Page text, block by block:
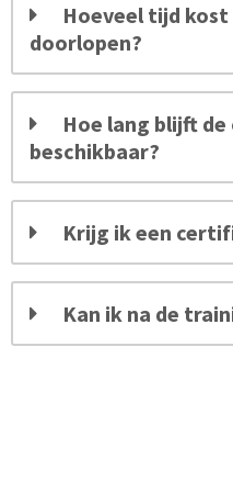
Hoeveel tijd
doorlopen?
Hoe lang blijft
beschikbaar?
Krijg ik een
Kan ik na de